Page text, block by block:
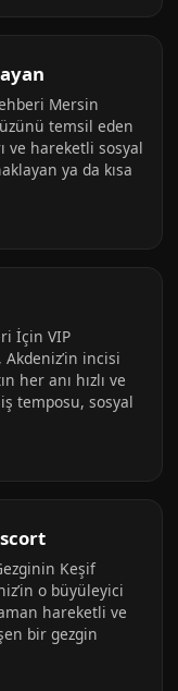
Mersin
temsil eden
ve hareketli sosyal
ya da kısa
İçin VIP
incisi
her anı hızlı ve
temposu, sosyal
Keşif
o büyüleyici
hareketli ve
bir gezgin